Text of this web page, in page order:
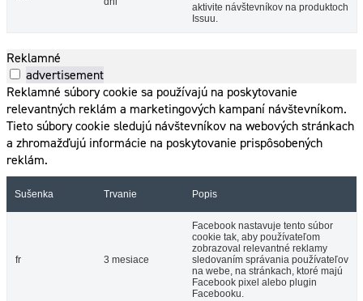
aktivite návštevníkov na produktoch
Issuu.
Reklamné
advertisement
Reklamné súbory cookie sa používajú na poskytovanie
relevantných reklám a marketingových kampaní návštevníkom.
Tieto súbory cookie sledujú návštevníkov na webových stránkach
a zhromažďujú informácie na poskytovanie prispôsobených
reklám.
Sušenka Trvanie Popis
fr 3 mesiace
Facebook nastavuje tento súbor
cookie tak, aby používateľom
zobrazoval relevantné reklamy
sledovaním správania používateľov
na webe, na stránkach, ktoré majú
Facebook pixel alebo plugin
Facebooku.